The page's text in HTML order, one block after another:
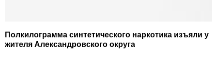
Полкилограмма синтетического наркотика изъяли у
жителя Александровского округа